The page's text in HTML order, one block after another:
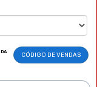
DA
CÓDIGO DE VENDAS